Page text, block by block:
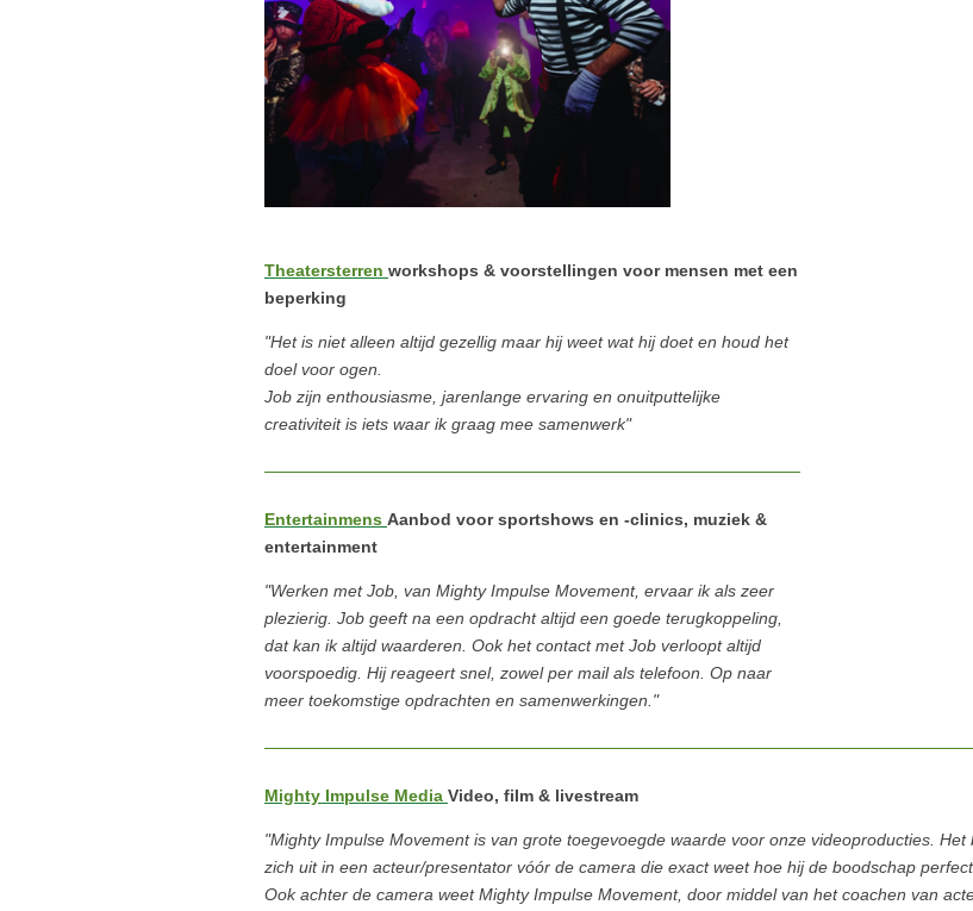
Theatersterren workshops & voorstellingen voor mensen met een
beperking
"Het is niet alleen altijd gezellig maar hij weet wat hij doet en houd het
doel voor ogen.
Job zijn enthousiasme, jarenlange ervaring en onuitputtelijke
creativiteit is iets waar ik graag mee samenwerk"
Entertainmens Aanbod voor sportshows en -clinics, muziek &
entertainment
"Werken met Job, van Mighty Impulse Movement, ervaar ik als zeer
plezierig. Job geeft na een opdracht altijd een goede terugkoppeling,
dat kan ik altijd waarderen. Ook het contact met Job verloopt altijd
voorspoedig. Hij reageert snel, zowel per mail als telefoon. Op naar
meer toekomstige opdrachten en samenwerkingen."
Mighty Impulse Media Video, film & livestream
"Mighty Impulse Movement is van grote toegevoegde waarde voor onze videoproducties.
zich uit in een acteur/presentator vóór de camera die exact weet hoe hij de boodschap
Ook achter de camera weet Mighty Impulse Movement, door middel van het coachen van